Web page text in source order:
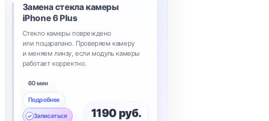
Замена стекла камеры
iPhone 6 Plus
Стекло камеры повреждено
или поцарапано. Проверяем камеру
и меняем линзу, если модуль камеры
работает корректно.
60 мин
Подробнее
Записаться 1190 руб.